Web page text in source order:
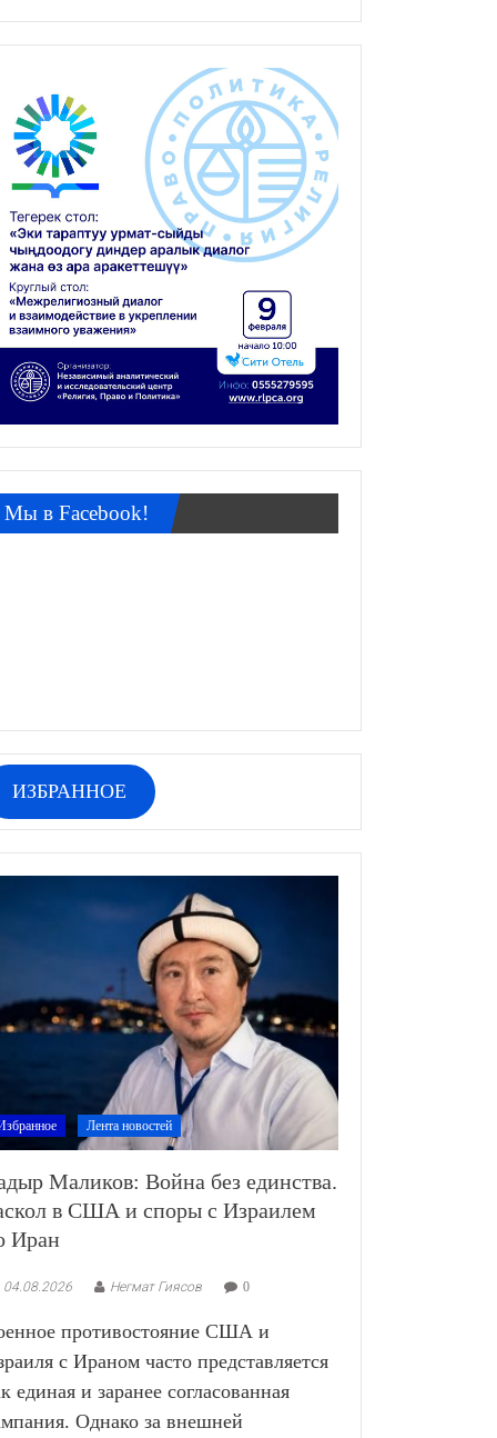
Мы в Facebook!
ИЗБРАННОЕ
Лента новостей
Маликов: Война без единства.
в США и споры с Израилем
Иран
04.08.2026 Негмат Гиясов 0
противостояние США и
с Ираном часто представляется
единая и заранее согласованная
Однако за внешней